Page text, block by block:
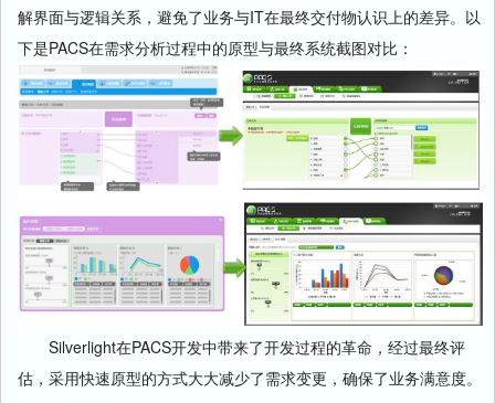
解界面与逻辑关系，避免了业务与IT在最终交付物认识上的差异。以
下是PACS在需求分析过程中的原型与最终系统截图对比：
Silverlight在PACS开发中带来了开发过程的革命，经过最终评
估，采用快速原型的方式大大减少了需求变更，确保了业务满意度。